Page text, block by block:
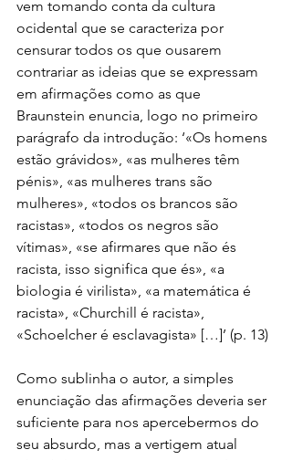
vem tomando conta da cultura
ocidental que se caracteriza por
censurar todos os que ousarem
contrariar as ideias que se expressam
em afirmações como as que
Braunstein enuncia, logo no primeiro
parágrafo da introdução: ‘«Os homens
estão grávidos», «as mulheres têm
pénis», «as mulheres trans são
mulheres», «todos os brancos são
racistas», «todos os negros são
vítimas», «se afirmares que não és
racista, isso significa que és», «a
biologia é virilista», «a matemática é
racista», «Churchill é racista»,
«Schoelcher é esclavagista» […]’ (p. 13)
Como sublinha o autor, a simples
enunciação das afirmações deveria ser
suficiente para nos apercebermos do
seu absurdo, mas a vertigem atual